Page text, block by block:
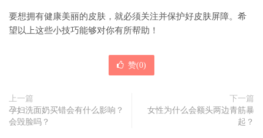
要想拥有健康美丽的皮肤，就必须关注并保护好皮肤屏障。希
望以上这些小技巧能够对你有所帮助！
赞(0)
上一篇
孕妇洗面奶买错会有什么影响？
会毁脸吗？
下一篇
女性为什么会额头两边青筋暴
起？